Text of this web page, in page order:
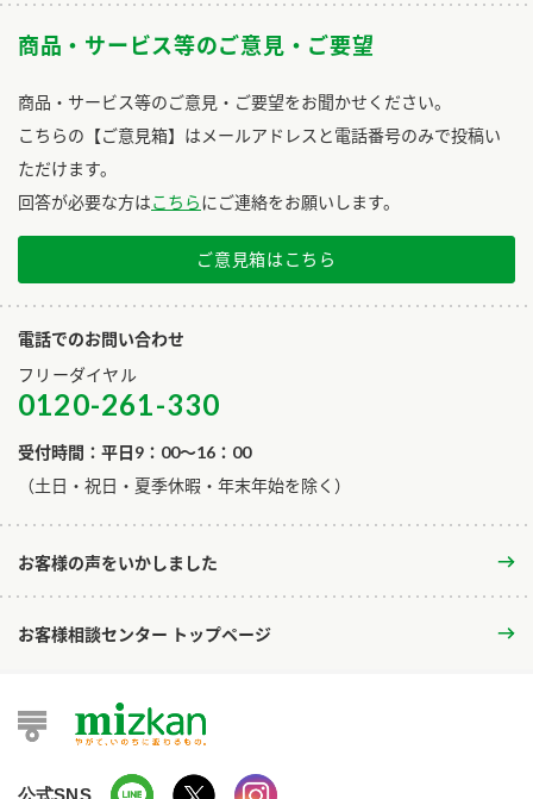
商品・サービス等のご意見・ご要望
商品・サービス等のご意見・ご要望をお聞かせください。
こちらの【ご意見箱】はメールアドレスと電話番号のみで投稿い
ただけます。
回答が必要な方はこちらにご連絡をお願いします。
ご意見箱はこちら
電話でのお問い合わせ
フリーダイヤル
0120-261-330
受付時間：平日9：00～16：00
​（土日・祝日・夏季休暇・年末年始を除く）
お客様の声をいかしました
お客様相談センター トップページ